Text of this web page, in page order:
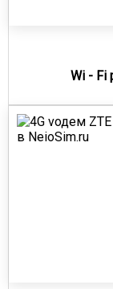
Wi - Fi